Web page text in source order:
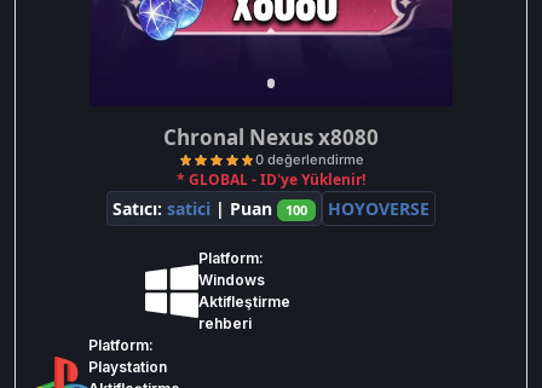
Chronal Nexus x8080
* GLOBAL - ID'ye Yüklenir!
Satıcı: satici | Puan 100 HOYOVERSE
Platform:
Windows
Aktifleştirme
rehberi
Platform:
Playstation